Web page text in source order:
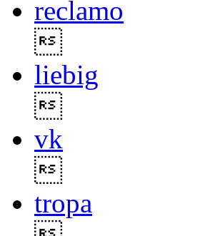
reclamo
liebig
vk
tropa